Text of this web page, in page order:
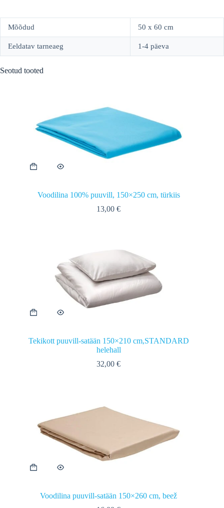
Mõõdud 50 x 60 cm
Eeldatav tarneaeg 1-4 päeva
Seotud tooted
Voodilina 100% puuvill, 150×250 cm, türkiis
13,00€
Tekikott puuvill-satään 150×210 cm,STANDARD
helehall
32,00€
Voodilina puuvill-satään 150×260 cm, beež